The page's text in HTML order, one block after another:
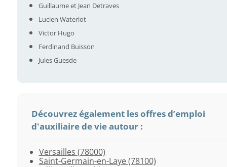
Guillaume et Jean Detraves
Lucien Waterlot
Victor Hugo
Ferdinand Buisson
Jules Guesde
Découvrez également les offres d’emploi
d'auxiliaire de vie autour :
Versailles (78000)
Saint-Germain-en-Laye (78100)
Poissy
(78300)
Montesson
(78360)
Bougival
(78380)
Chatou
(78400)
Carrières-
sur-
Louveciennes
(78430)
Verneuil-
sur-
Sartrouville
(78500)
Triel-
sur-
Vernouillet
(78540)
Le
Port-
Le
Mesnil-
Orgeval
(78630)
Médan
(78670)
Conflans-
Sainte-
Mareil-
Marly
Saint-
Nom-
Bailly
(78870)
Carrières-
sous-
Toussus-
le-
Mareil-
sur-
Montigny-
le-
Trappes
(78190)
Guyancourt
(78280)
Maurepas
(78310)
Jouy-
en-
Plaisir
(78370)
Bois-
d'Arcy
Buc
(78530)
Chanteloup-
les-
Aulnay-
sur-